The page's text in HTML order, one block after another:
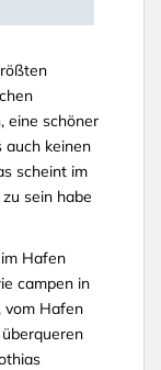
eine schöner
auch keinen
scheint im
sein habe
Hafen
campen in
vom Hafen